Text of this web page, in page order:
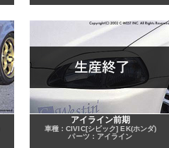
アイライン前期
車種：CIVIC[シビック] EK(ホンダ)
パーツ：アイライン